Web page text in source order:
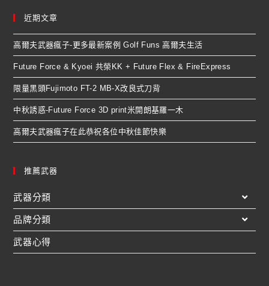
近期文章
高爾夫武器瘋子-更多最新案例 Golf Funs 高爾夫生活
Future Force & Kyoei 共榮KK + Future Flex & FireExpress
限量黑頭Fujimoto FT-2 MB-X改良式刀背
中秋誘惑-Future Force 3D print米開朗基羅一木
高爾夫武器瘋子在此恭祝各位中秋佳節快樂
推薦武器
武器分類
品牌分類
武器心得